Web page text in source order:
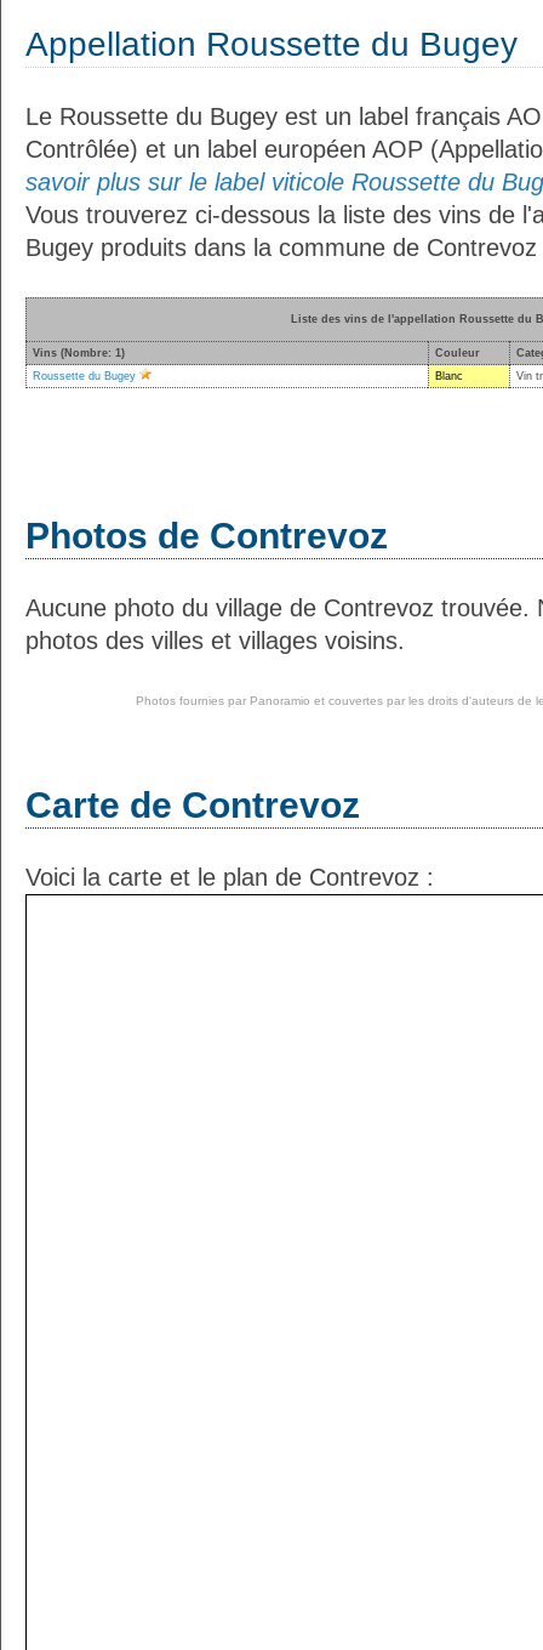
Appellation Roussette du Bugey
Le Roussette du Bugey est un label français
Contrôlée) et un label européen AOP
savoir plus sur le label viticole Roussette du
Vous trouverez ci-dessous la liste des vins de
Bugey produits dans la commune de Contrevoz
Liste des vins de l'appellation Roussette du
Vins (Nombre: 1) Couleur
Roussette du Bugey
Blanc Vin
Photos de Contrevoz
Aucune photo du village de Contrevoz trouvée.
photos des villes et villages voisins.
Photos fournies par Panoramio et couvertes par les droits d'auteurs de
Carte de Contrevoz
Voici la carte et le plan de Contrevoz :